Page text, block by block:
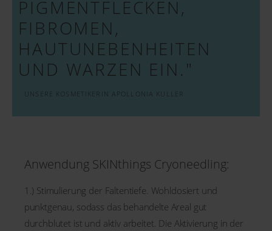
PIGMENTFLECKEN,
FIBROMEN,
HAUTUNEBENHEITEN
UND WARZEN EIN."
UNSERE KOSMETIKERIN APOLLONIA KULLER
Anwendung SKINthings Cryoneedling:
1.) Stimulierung der Faltentiefe. Wohldosiert und
punktgenau, sodass das behandelte Areal gut
durchblutet ist und aktiv arbeitet. Die Aktivierung in der